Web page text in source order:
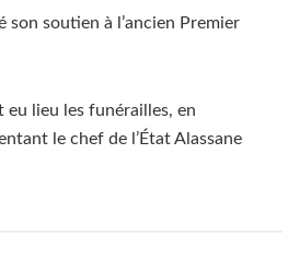
soutien à l’ancien Premier
eu lieu les funérailles, en
le chef de l’État Alassane